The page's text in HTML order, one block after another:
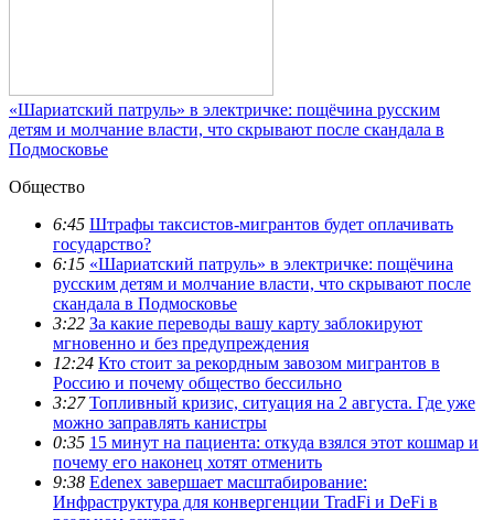
«Шариатский патруль» в электричке: пощёчина русским
детям и молчание власти, что скрывают после скандала в
Подмосковье
Общество
6:45 Штрафы таксистов-мигрантов будет оплачивать
государство?
6:15 «Шариатский патруль» в электричке: пощёчина
русским детям и молчание власти, что скрывают после
скандала в Подмосковье
3:22 За какие переводы вашу карту заблокируют
мгновенно и без предупреждения
12:24 Кто стоит за рекордным завозом мигрантов в
Россию и почему общество бессильно
3:27 Топливный кризис, ситуация на 2 августа. Где уже
можно заправлять канистры
0:35 15 минут на пациента: откуда взялся этот кошмар и
почему его наконец хотят отменить
9:38 Edenex завершает масштабирование:
Инфраструктура для конвергенции TradFi и DeFi в